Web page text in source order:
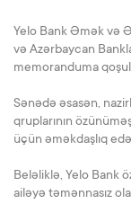
Yelo Bank Əmək və
və Azərbaycan
memoranduma
Sənədə əsasən,
qruplarının
üçün əməkdaşlıq
Beləliklə, Yelo Bank
ailəyə təmənnasız